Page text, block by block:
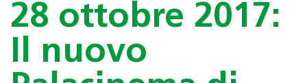
28 ottobre 2017:
Il nuovo